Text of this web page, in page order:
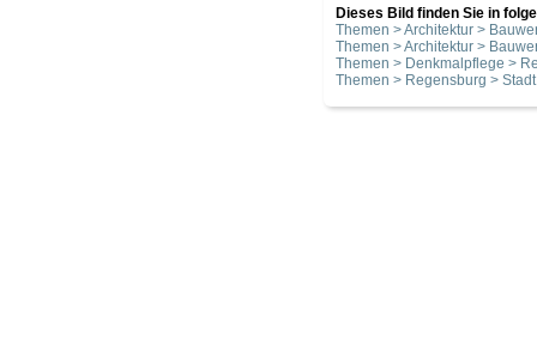
Dieses Bild finden Sie in
Themen > Architektur >
Themen > Architektur >
Themen > Denkmalpflege >
Themen > Regensburg > Stadt